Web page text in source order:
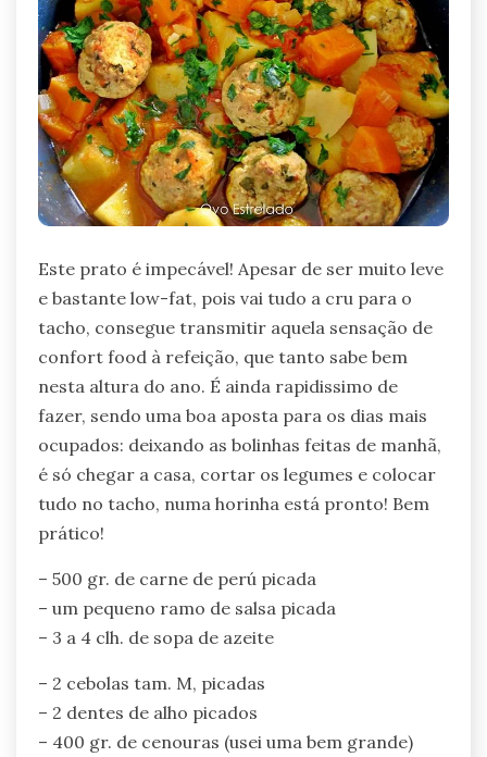
Este prato é impecável! Apesar de ser muito leve
e bastante low-fat, pois vai tudo a cru para o
tacho, consegue transmitir aquela sensação de
confort food à refeição, que tanto sabe bem
nesta altura do ano. É ainda rapidissimo de
fazer, sendo uma boa aposta para os dias mais
ocupados: deixando as bolinhas feitas de manhã,
é só chegar a casa, cortar os legumes e colocar
tudo no tacho, numa horinha está pronto! Bem
prático!
– 500 gr. de carne de perú picada
– um pequeno ramo de salsa picada
– 3 a 4 clh. de sopa de azeite
– 2 cebolas tam. M, picadas
– 2 dentes de alho picados
– 400 gr. de cenouras (usei uma bem grande)